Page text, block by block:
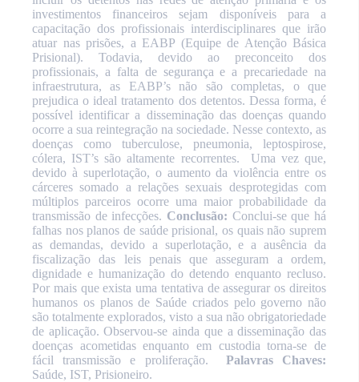
investimentos financeiros sejam disponíveis para a
capacitação dos profissionais interdisciplinares que irão
atuar nas prisões, a EABP (Equipe de Atenção Básica
Prisional). Todavia, devido ao preconceito dos
profissionais, a falta de segurança e a precariedade na
infraestrutura, as EABP’s não são completas, o que
prejudica o ideal tratamento dos detentos. Dessa forma, é
possível identificar a disseminação das doenças quando
ocorre a sua reintegração na sociedade. Nesse contexto, as
doenças como tuberculose, pneumonia, leptospirose,
cólera, IST’s são altamente recorrentes.
Uma vez que,
devido à superlotação, o aumento da violência entre os
cárceres somado a relações sexuais desprotegidas com
múltiplos parceiros ocorre uma maior probabilidade da
transmissão de infecções. Conclusão: Conclui-se que há
falhas nos planos de saúde prisional, os quais não suprem
as demandas, devido a superlotação, e a ausência da
fiscalização das leis penais que asseguram a ordem,
dignidade e humanização do detendo enquanto recluso.
Por mais que exista uma tentativa de assegurar os direitos
humanos os planos de Saúde criados pelo governo não
são totalmente explorados, visto a sua não obrigatoriedade
de aplicação. Observou-se ainda que a disseminação das
doenças acometidas enquanto em custodia torna-se de
fácil transmissão e proliferação.
Palavras Chaves:
Saúde, IST, Prisioneiro.